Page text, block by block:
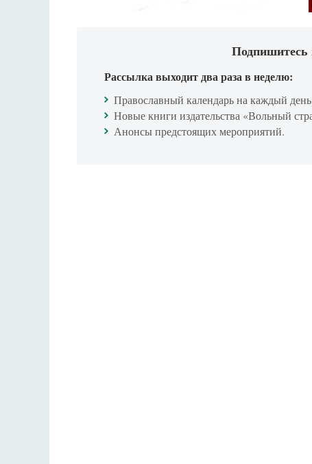
Подпишитесь
Рассылка выходит два раза в неделю:
Православный календарь на каждый
Новые книги издательства «Вольный
Анонсы предстоящих мероприятий.